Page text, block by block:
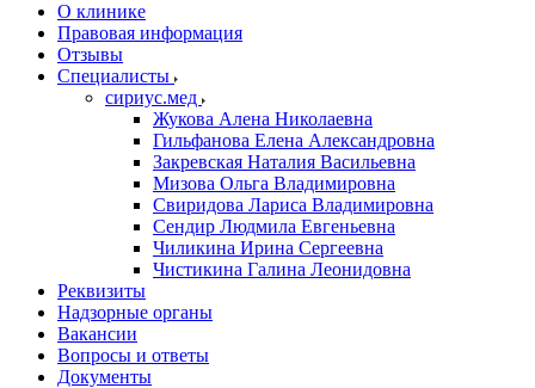
О клинике
Правовая информация
Отзывы
Специалисты
сириус.мед
Жукова Алена Николаевна
Гильфанова Елена Александровна
Закревская Наталия Васильевна
Мизова Ольга Владимировна
Свиридова Лариса Владимировна
Сендир Людмила Евгеньевна
Чиликина Ирина Сергеевна
Чистикина Галина Леонидовна
Реквизиты
Надзорные органы
Вакансии
Вопросы и ответы
Документы